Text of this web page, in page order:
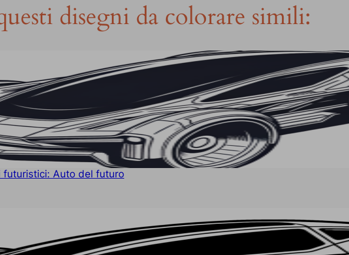
disegni da colorare simili:
futuristici: Auto del futuro